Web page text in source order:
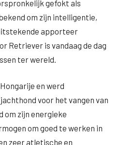
gefokt als
om zijn intelligentie,
apporteer
Retriever is vandaag de dag
ter wereld.
en werd
voor het vangen van
om zijn energieke
om goed te werken in
zeer atletische en